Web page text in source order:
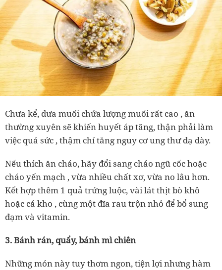
Chưa kể, dưa muối chứa lượng muối rất cao , ăn
thường xuyên sẽ khiếnhuyết áp tăng, thận phải làm
việc quá sức , thậm chí tăng nguy cơ ung thư dạ dày.
Nếu thích ăn cháo, hãy đổi sang cháo ngũ cốc hoặc
cháo yến mạch , vừa nhiều chất xơ, vừa no lâu hơn.
Kết hợp thêm 1 quả trứng luộc, vài lát thịt bò khô
hoặc cá kho , cùng một đĩa rau trộn nhỏ để bổ sung
đạm và vitamin.
3. Bánh rán, quẩy, bánh mì chiên
Những món này tuy thơm ngon, tiện lợi nhưnghàm